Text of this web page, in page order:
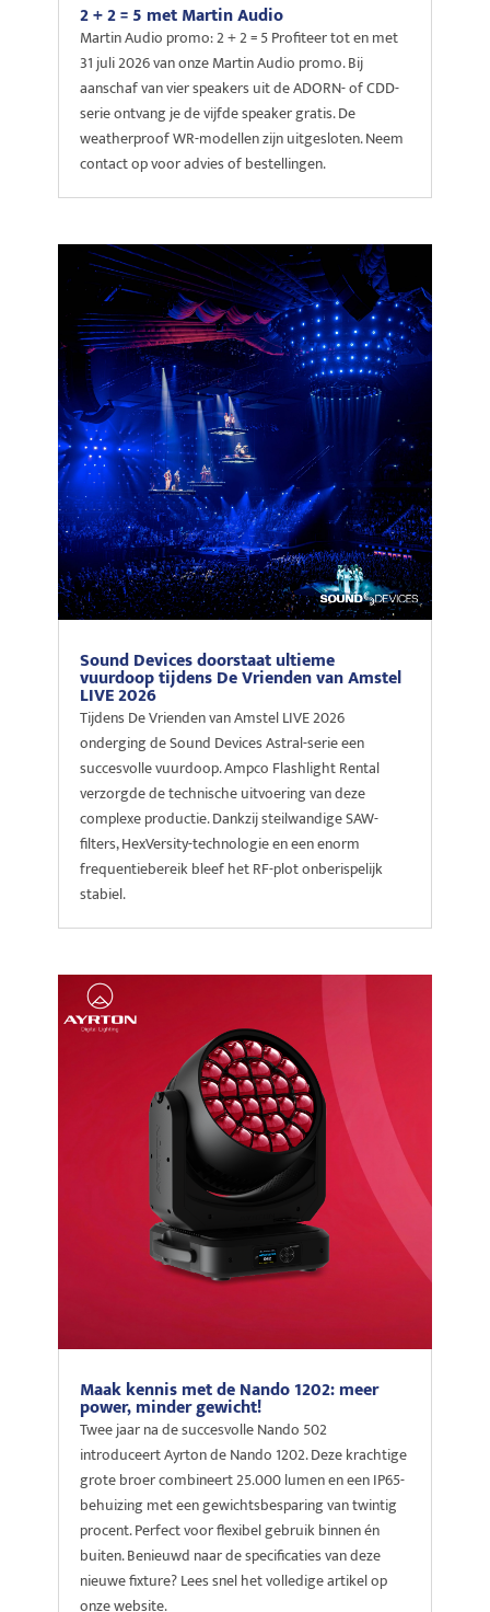
2 + 2 = 5 met Martin Audio
Martin Audio promo: 2 + 2 = 5 Profiteer tot en met
31 juli 2026 van onze Martin Audio promo. Bij
aanschaf van vier speakers uit de ADORN- of CDD-
serie ontvang je de vijfde speaker gratis. De
weatherproof WR-modellen zijn uitgesloten. Neem
contact op voor advies of bestellingen.
Sound Devices doorstaat ultieme
vuurdoop tijdens De Vrienden van Amstel
LIVE 2026
Tijdens De Vrienden van Amstel LIVE 2026
onderging de Sound Devices Astral-serie een
succesvolle vuurdoop. Ampco Flashlight Rental
verzorgde de technische uitvoering van deze
complexe productie. Dankzij steilwandige SAW-
filters, HexVersity-technologie en een enorm
frequentiebereik bleef het RF-plot onberispelijk
stabiel.
Maak kennis met de Nando 1202: meer
power, minder gewicht!
Twee jaar na de succesvolle Nando 502
introduceert Ayrton de Nando 1202. Deze krachtige
grote broer combineert 25.000 lumen en een IP65-
behuizing met een gewichtsbesparing van twintig
procent. Perfect voor flexibel gebruik binnen én
buiten. Benieuwd naar de specificaties van deze
nieuwe fixture? Lees snel het volledige artikel op
onze website.